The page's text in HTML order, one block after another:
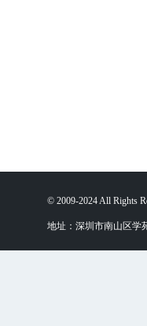
© 2009-2024 All Rights
地址：深圳市南山区学